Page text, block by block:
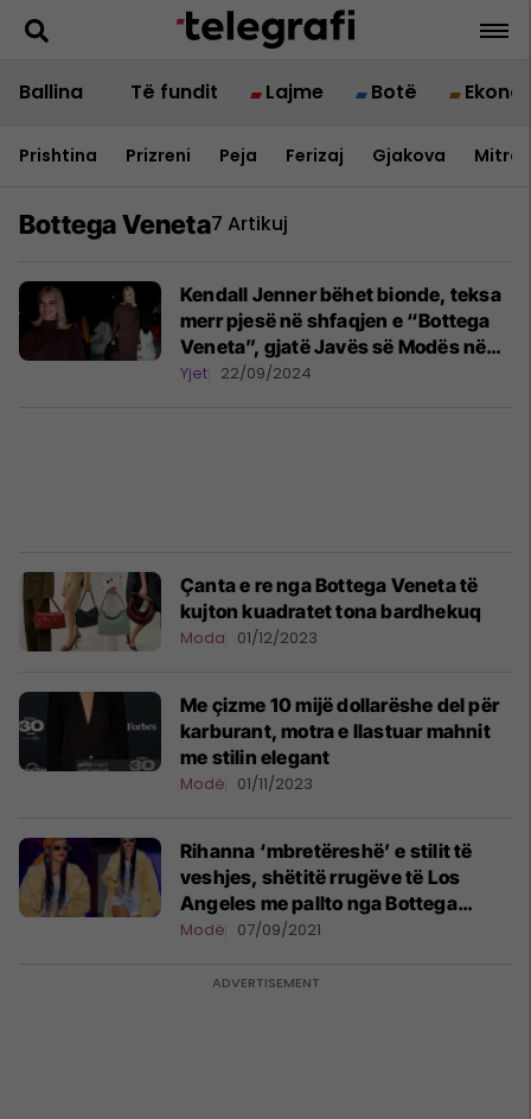
Ballina Të fundit Lajme Botë
Prishtina Prizreni Peja Ferizaj Gjakova
Bottega Veneta7 Artikuj
Kendall Jenner bëhet bionde, teksa
merr pjesë në shfaqjen e “Bottega
Veneta”, gjatë Javës së Modës në
Milano
Yjet 22/09/2024
Çanta e re nga Bottega Veneta të
kujton kuadratet tona bardhekuq
Moda 01/12/2023
Me çizme 10 mijë dollarëshe del për
karburant, motra e llastuar mahnit
me stilin elegant
Modë 01/11/2023
Rihanna ‘mbretëreshë’ e stilit të
veshjes, shëtitë rrugëve të Los
Angeles me pallto nga Bottega
Veneta që ka një vlerë afro 10 mijë
Modë 07/09/2021